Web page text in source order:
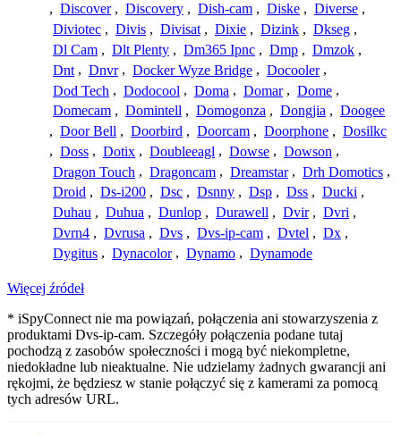
, Discover , Discovery , Dish-cam , Diske , Diverse ,
Diviotec , Divis , Divisat , Dixie , Dizink , Dkseg ,
Dl Cam , Dlt Plenty , Dm365 Ipnc , Dmp , Dmzok ,
Dnt , Dnvr , Docker Wyze Bridge , Docooler ,
Dod Tech , Dodocool , Doma , Domar , Dome ,
Domecam , Domintell , Domogonza , Dongjia , Doogee
, Door Bell , Doorbird , Doorcam , Doorphone , Dosilkc
, Doss , Dotix , Doubleeagl , Dowse , Dowson ,
Dragon Touch , Dragoncam , Dreamstar , Drh Domotics ,
Droid , Ds-i200 , Dsc , Dsnny , Dsp , Dss , Ducki ,
Duhau , Duhua , Dunlop , Durawell , Dvir , Dvri ,
Dvrn4 , Dvrusa , Dvs , Dvs-ip-cam , Dvtel , Dx ,
Dygitus , Dynacolor , Dynamo , Dynamode
Więcej źródeł
* iSpyConnect nie ma powiązań, połączenia ani stowarzyszenia z
produktami Dvs-ip-cam. Szczegóły połączenia podane tutaj
pochodzą z zasobów społeczności i mogą być niekompletne,
niedokładne lub nieaktualne. Nie udzielamy żadnych gwarancji ani
rękojmi, że będziesz w stanie połączyć się z kamerami za pomocą
tych adresów URL.